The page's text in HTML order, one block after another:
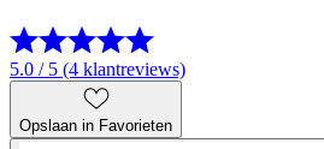
5.0 / 5 (4 klantreviews)
Opslaan in Favorieten